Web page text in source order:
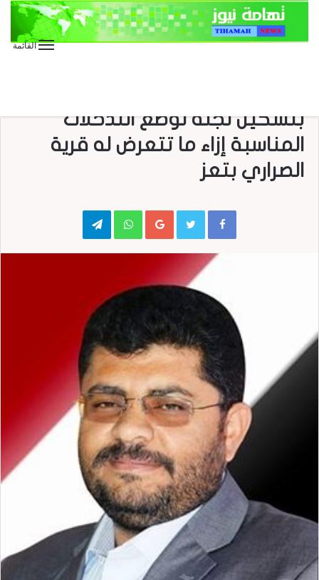
القائمة
بتشكيل لجنة لوضع التدخلات
المناسبة إزاء ما تتعرض له قرية
الصراري بتعز
Google+
WhatsApp
Telegram